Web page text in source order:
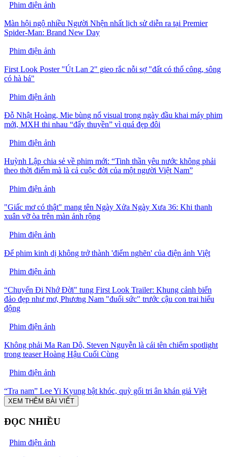
Phim điện ảnh
Màn hội ngộ nhiều Người Nhện nhất lịch sử diễn ra tại Premier
Spider-Man: Brand New Day
Phim điện ảnh
First Look Poster "Út Lan 2" gieo rắc nỗi sợ "đất có thổ công, sông
có hà bá"
Phim điện ảnh
Đỗ Nhật Hoàng, Mie bùng nổ visual trong ngày đầu khai máy phim
mới, MXH thi nhau “đẩy thuyền” vì quá đẹp đôi
Phim điện ảnh
Huỳnh Lập chia sẻ về phim mới: “Tinh thần yêu nước không phải
theo thời điểm mà là cả cuộc đời của một người Việt Nam”
Phim điện ảnh
"Giấc mơ có thật" mang tên Ngày Xửa Ngày Xưa 36: Khi thanh
xuân vỡ òa trên màn ảnh rộng
Phim điện ảnh
Để phim kinh dị không trở thành 'điểm nghẽn' của điện ảnh Việt
Phim điện ảnh
“Chuyến Đi Nhớ Đời" tung First Look Trailer: Khung cảnh biển
đảo đẹp như mơ, Phương Nam "đuối sức" trước cậu con trai hiếu
động
Phim điện ảnh
Không phải Ma Ran Dô, Steven Nguyễn là cái tên chiếm spotlight
trong teaser Hoàng Hậu Cuối Cùng
Phim điện ảnh
“Tra nam” Lee Yi Kyung bật khóc, quỳ gối tri ân khán giả Việt
XEM THÊM BÀI VIẾT
ĐỌC NHIỀU
Phim điện ảnh